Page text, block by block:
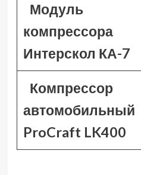
Модуль
компрессора
Интерскол КА-7
Компрессор
автомобильный
ProCraft LK400